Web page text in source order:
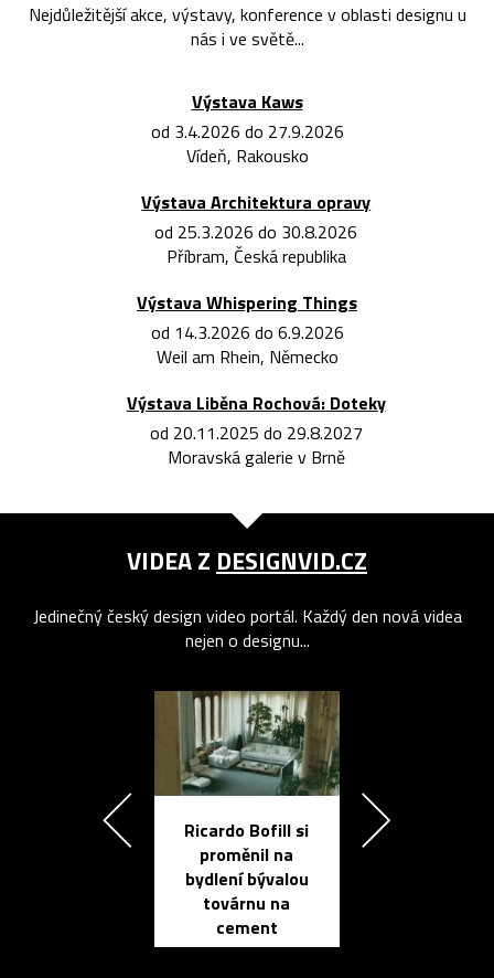
Nejdůležitější akce, výstavy, konference v oblasti designu u
nás i ve světě...
Výstava Kaws
od 3.4.2026 do 27.9.2026
Vídeň, Rakousko
Výstava Architektura opravy
od 25.3.2026 do 30.8.2026
Příbram, Česká republika
Výstava Whispering Things
od 14.3.2026 do 6.9.2026
Weil am Rhein, Německo
Výstava Liběna Rochová: Doteky
od 20.11.2025 do 29.8.2027
Moravská galerie v Brně
VIDEA Z DESIGNVID.CZ
Jedinečný český design video portál. Každý den nová videa
nejen o designu...
Ricardo Bofill si
proměnil na
bydlení bývalou
továrnu na
cement